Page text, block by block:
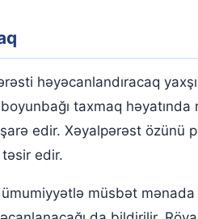
həyəcanlandıracaq
boyunbağı taxmaq
edir. Xəyalpərəst
təsir edir.
müsbət